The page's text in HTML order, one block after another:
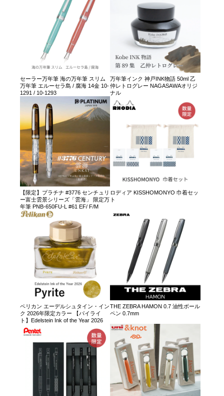
セーラー万年筆 海の万年筆 スリム
万年筆 エルーセラ島 / 腐海 14金 10-
1291 / 10-1293
万年筆インク 神戸INK物語 50ml 乙
仲レトログレー NAGASAWAオリジ
ナル
【限定】プラチナ #3776 センチュリ
ー富士雲景シリーズ「雲海」 限定万
年筆 PNB-650FU-L #61 EF/ F/M
ロディア KISSHOMONYO 巾着セッ
ト
ペリカン エーデルシュタイン・イン
ク 2026年限定カラー 【パイライ
ト】Edelstein Ink of the Year 2026
THE ZEBRA HAMON 0.7 油性ボール
ペン 0.7mm